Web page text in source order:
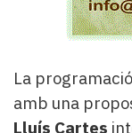
La
amb una
Lluís Cartes